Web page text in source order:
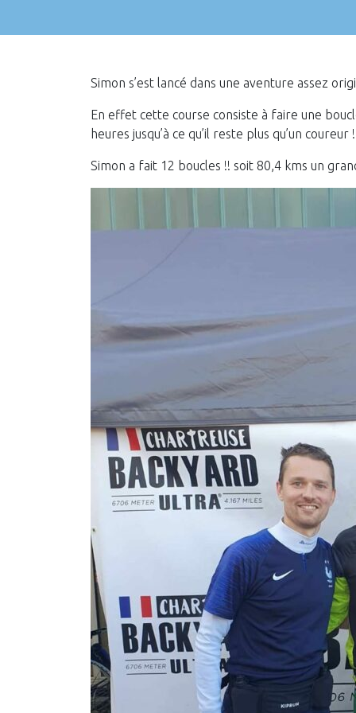
Simon s’est lancé dans une aventure assez
En effet cette course consiste à faire une
heures jusqu’à ce qu’il reste plus qu’un coureur !
Simon a fait 12 boucles !! soit 80,4 kms un